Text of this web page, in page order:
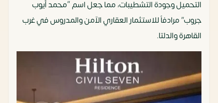
التحميل وجودة التشطيبات، مما جعل اسم “محمد أيوب
جروب” مرادفاً للاستثمار العقاري الآمن والمدروس في غرب
القاهرة والدلتا.